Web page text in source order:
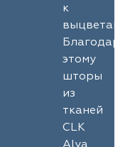
к
Благодаря
этому
шторы
из
тканей
CLK
Alya